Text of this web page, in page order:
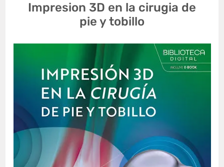
Impresion 3D en la cirugia de
pie y tobillo